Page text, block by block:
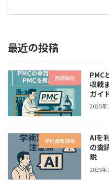
最近の投稿
用語解説
PMC
収載
ガイ
2025年
学術最新情報
AIを
の査
説
2025年